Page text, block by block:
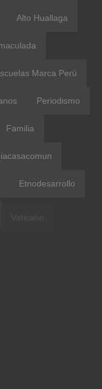
Alto Huallaga
Marca Perú
Periodismo
Familia
Etnodesarrollo